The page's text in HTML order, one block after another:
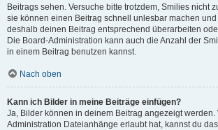
Beitrags sehen. Versuche bitte trotzdem, Smilies nicht
sie können einen Beitrag schnell unlesbar machen
deshalb deinen Beitrag entsprechend überarbeiten
Die Board-Administration kann auch die Anzahl der
in einem Beitrag benutzen kannst.
Nach oben
Kann ich Bilder in meine Beiträge einfügen?
Ja, Bilder können in deinem Beitrag angezeigt werden.
Administration Dateianhänge erlaubt hat, kannst du